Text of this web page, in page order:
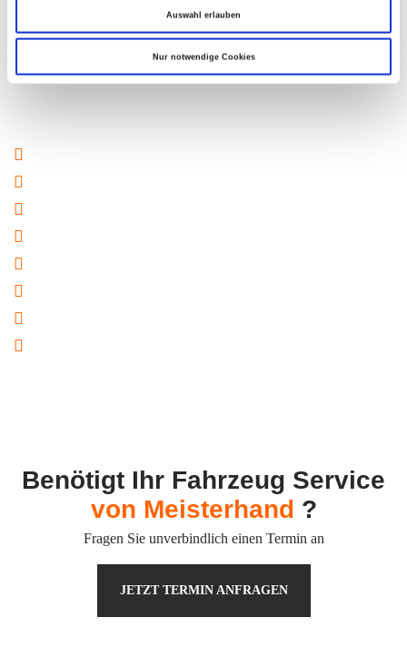
Auswahl erlauben
Nur notwendige Cookies
Leistungsübersicht
Benötigt Ihr Fahrzeug Service
von Meisterhand ?
Fragen Sie unverbindlich einen Termin an
JETZT TERMIN ANFRAGEN